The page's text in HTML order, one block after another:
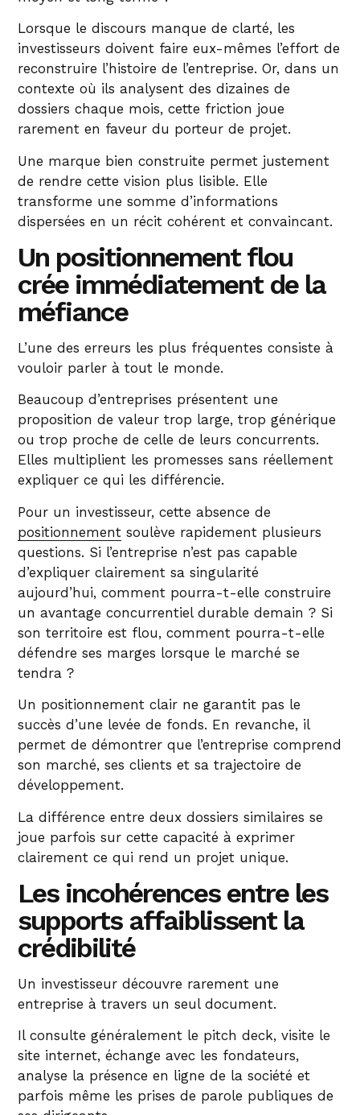
Lorsque le discours manque de clarté, les
investisseurs doivent faire eux-mêmes l’effort de
reconstruire l’histoire de l’entreprise. Or, dans un
contexte où ils analysent des dizaines de
dossiers chaque mois, cette friction joue
rarement en faveur du porteur de projet.
Une marque bien construite permet justement
de rendre cette vision plus lisible. Elle
transforme une somme d’informations
dispersées en un récit cohérent et convaincant.
Un positionnement flou
crée immédiatement de la
méfiance
L’une des erreurs les plus fréquentes consiste à
vouloir parler à tout le monde.
Beaucoup d’entreprises présentent une
proposition de valeur trop large, trop générique
ou trop proche de celle de leurs concurrents.
Elles multiplient les promesses sans réellement
expliquer ce qui les différencie.
Pour un investisseur, cette absence de
positionnement soulève rapidement plusieurs
questions. Si l’entreprise n’est pas capable
d’expliquer clairement sa singularité
aujourd’hui, comment pourra-t-elle construire
un avantage concurrentiel durable demain ? Si
son territoire est flou, comment pourra-t-elle
défendre ses marges lorsque le marché se
tendra ?
Un positionnement clair ne garantit pas le
succès d’une levée de fonds. En revanche, il
permet de démontrer que l’entreprise comprend
son marché, ses clients et sa trajectoire de
développement.
La différence entre deux dossiers similaires se
joue parfois sur cette capacité à exprimer
clairement ce qui rend un projet unique.
Les incohérences entre les
supports affaiblissent la
crédibilité
Un investisseur découvre rarement une
entreprise à travers un seul document.
Il consulte généralement le pitch deck, visite le
site internet, échange avec les fondateurs,
analyse la présence en ligne de la société et
parfois même les prises de parole publiques de